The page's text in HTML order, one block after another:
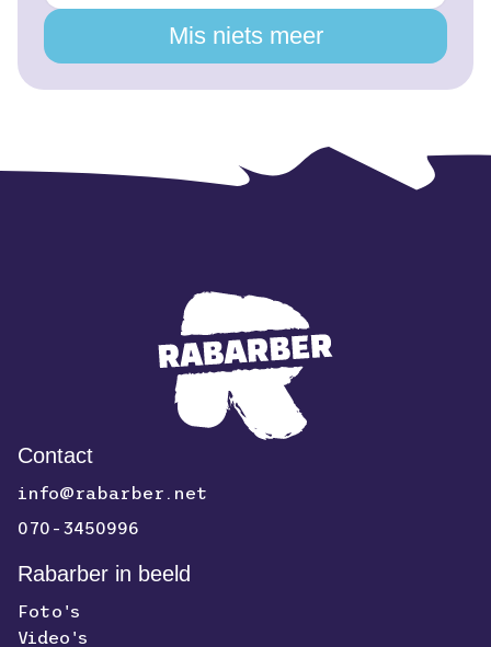
Mis niets meer
Contact
info@rabarber.net
070-3450996
Rabarber in beeld
Foto's
Video's